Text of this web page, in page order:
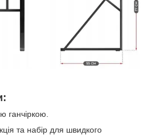
ганчіркою.
та набір для швидкого